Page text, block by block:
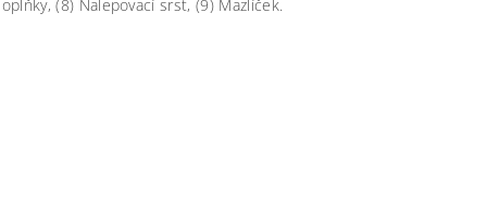
(8) Nalepovací srst, (9) Mazlíček.